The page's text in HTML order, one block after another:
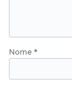
Nome *